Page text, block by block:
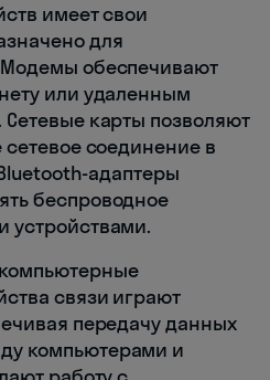
имеет свои
для
обеспечивают
или удаленным
карты позволяют
сетевое соединение в
адаптеры
беспроводное
устройствами.
связи играют
передачу данных
компьютерами и